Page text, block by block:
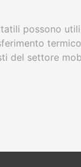
possono
del settore